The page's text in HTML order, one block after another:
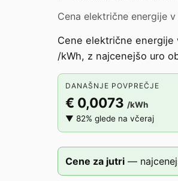
Cena električne energije
Cene električne energije
/kWh, z najcenejšo uro
DANAŠNJE POVPREČJE
€ 0,0073 /kWh
▼ 82% glede na včeraj
Cene za jutri —